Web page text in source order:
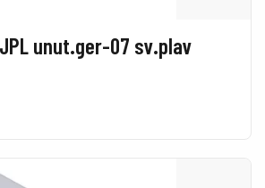
JPL unut.ger-07 sv.plav